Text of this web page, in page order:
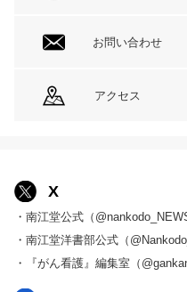
お問い合わせ
アクセス
X
・南江堂公式（
・南江堂洋書部公式（
・『がん看護』編集室（